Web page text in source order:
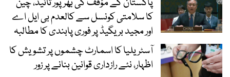
پاکستان کے مؤقف کی بھرپور تائید، چین
کا سلامتی کونسل سے کالعدم بی ایل اے
اور مجید بریگیڈ پر فوری پابندی کا مطالبہ
آسٹریلیا کا اسمارٹ چشموں پر تشویش کا
اظہار، نئے رازداری قوانین بنانے پر زور